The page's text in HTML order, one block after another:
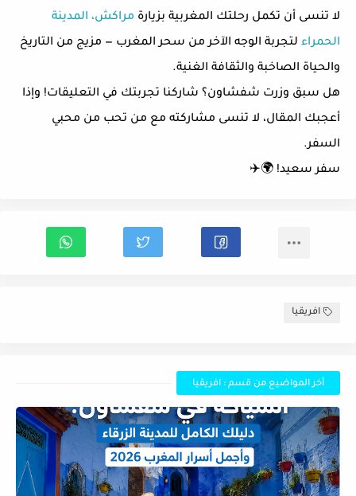
لا تنسى أن تكمل رحلتك المغربية بزيارة مراكش، المدينة
الحمراء لتجربة الوجه الآخر من سحر المغرب — مزيج من التاريخ
والحياة الصاخبة والثقافة الغنية.
هل سبق وزرت شفشاون؟ شاركنا تجربتك في التعليقات! وإذا
أعجبك المقال، لا تنسى مشاركته مع من تحب من محبي
السفر.
سفر سعيد! 🌍✈️
افريقيا
أخر المواضيع من قسم : افريقيا